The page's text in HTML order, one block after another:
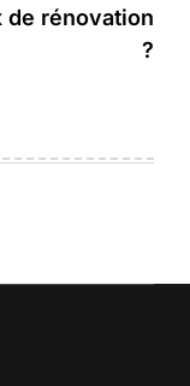
de rénovation
?